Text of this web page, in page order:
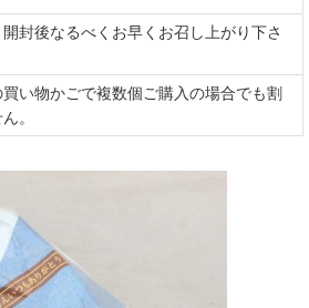
封後なるべくお早くお召し上がり下さ
い物かごで複数個ご購入の場合でも割
。